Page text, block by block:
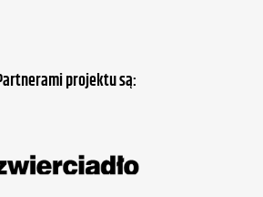
projektu są: